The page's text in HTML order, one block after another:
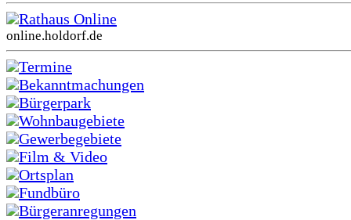
Rathaus Online
online.holdorf.de
Termine
Bekanntmachungen
Bürgerpark
Wohnbaugebiete
Gewerbegebiete
Film & Video
Ortsplan
Fundbüro
Bürgeranregungen